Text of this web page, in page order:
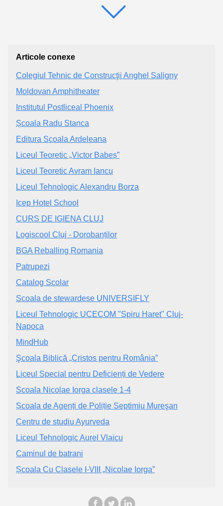
Articole conexe
Colegiul Tehnic de Construcţii Anghel Saligny
Moldovan Amphitheater
Institutul Postliceal Phoenix
Școala Radu Stanca
Editura Scoala Ardeleana
Liceul Teoretic „Victor Babeș”
Liceul Teoretic Avram Iancu
Liceul Tehnologic Alexandru Borza
Icep Hotel School
CURS DE IGIENA CLUJ
Logiscool Cluj - Dorobanților
BGA Reballing Romania
Patrupezi
Catalog Scolar
Scoala de stewardese UNIVERSIFLY
Liceul Tehnologic UCECOM "Spiru Haret" Cluj-
Napoca
MindHub
Şcoala Biblică „Cristos pentru România”
Liceul Special pentru Deficienți de Vedere
Scoala Nicolae Iorga clasele 1-4
Școala de Agenți de Poliție Septimiu Mureşan
Centru de studiu Ayurveda
Liceul Tehnologic Aurel Vlaicu
Caminul de batrani
Școala Cu Clasele I-VIII „Nicolae Iorga”